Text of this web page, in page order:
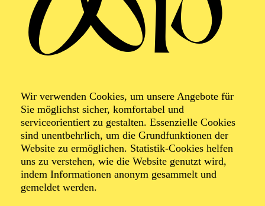
Wir verwenden Cookies, um unsere Angebote für
Sie möglichst sicher, komfortabel und
serviceorientiert zu gestalten. Essenzielle Cookies
sind unentbehrlich, um die Grundfunktionen der
Website zu ermöglichen. Statistik-Cookies helfen
uns zu verstehen, wie die Website genutzt wird,
indem Informationen anonym gesammelt und
gemeldet werden.
Im Rahmen des
Susanna, Judith
and the ugly
bastards